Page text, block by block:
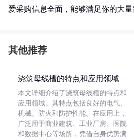
爱采购信息全面，能够满足你的大量
其他推荐
浇筑母线槽的特点和应用领域
本文详细介绍了浇筑母线槽的特点和
应用领域。其特点包括良好的电气、
机械、防火和防护性能。在应用上，
广泛用于商业建筑、工业厂房、医院
和数据中心等场所，凭借自身优势满